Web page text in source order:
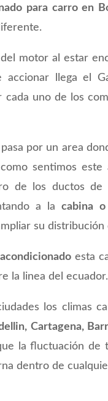
para carro en
motor al estar
accionar llega el
cada uno de los
por un area
sentimos
de los ductos de
a lacabina o
su
esta
la linea del ecuador.
los climas
Cartagena,
la fluctuación de
dentro de